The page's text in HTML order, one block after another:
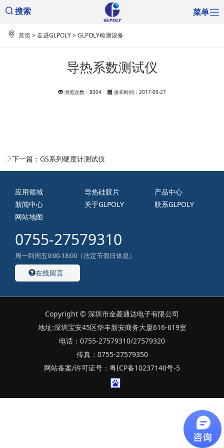
搜索 菜单
首页> 走进GLPOLY>GLPOLY检测设备
导热系数测试仪
浏览次数：8004 发布时间：2017-09-27
下一篇： GS系列硬度计测试仪
应用领域 导热硅胶片
产品中心
新闻中心
关于GLPOLY
联系GLPOLY
网站地图
0755-27579310
周一到周五9:00-18:00（法定节假日休息）
在线留言
Copyright © 深圳市金菱通达电子有限公司
地址:深圳宝安45区华丰新安商务大厦616-619室
电话：0755-27579310/27579320
传真：0755-27579350
网站备案/许可证号：粤ICP备10237140号-5